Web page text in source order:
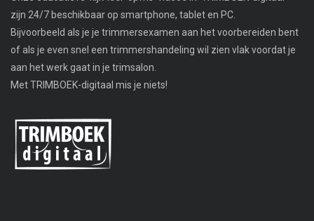
zijn 24/7 beschikbaar op smartphone, tablet en PC.
Bijvoorbeeld als je je trimmersexamen aan het voorbereiden bent
of als je even snel een trimmershandeling wil zien vlak voordat je
aan het werk gaat in je trimsalon.
Met TRIMBOEK-digitaal mis je niets!